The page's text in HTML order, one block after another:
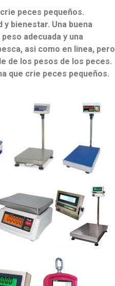
peces pequeños.
bienestar. Una buena
adecuada y una
asi como en linea, pero
de los pesos de los peces.
que crie peces pequeños.